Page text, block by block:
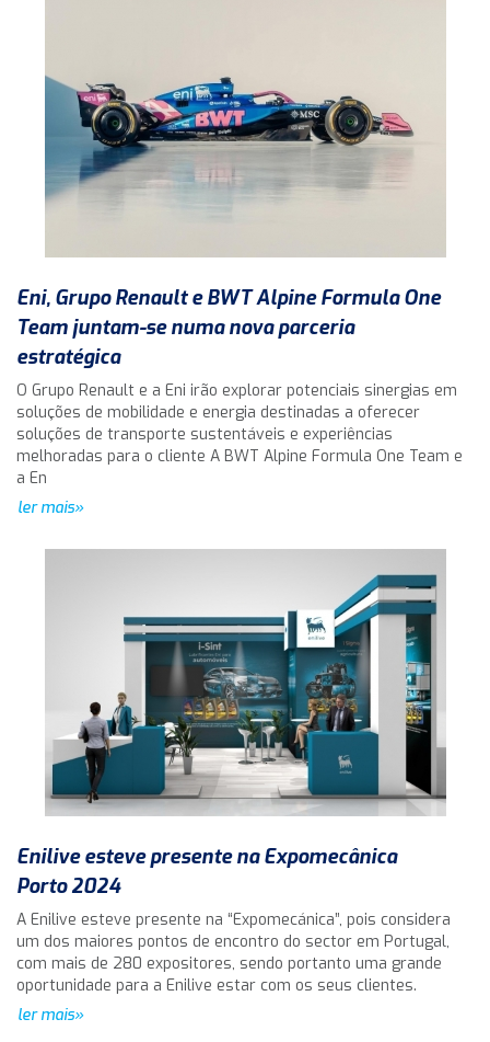
Eni, Grupo Renault e BWT Alpine Formula One
Team juntam-se numa nova parceria
estratégica
O Grupo Renault e a Eni irão explorar potenciais sinergias em
soluções de mobilidade e energia destinadas a oferecer
soluções de transporte sustentáveis e experiências
melhoradas para o cliente A BWT Alpine Formula One Team e
a En
ler mais»
Enilive esteve presente na Expomecânica
Porto 2024
A Enilive esteve presente na “Expomecánica”, pois considera
um dos maiores pontos de encontro do sector em Portugal,
com mais de 280 expositores, sendo portanto uma grande
oportunidade para a Enilive estar com os seus clientes.
ler mais»